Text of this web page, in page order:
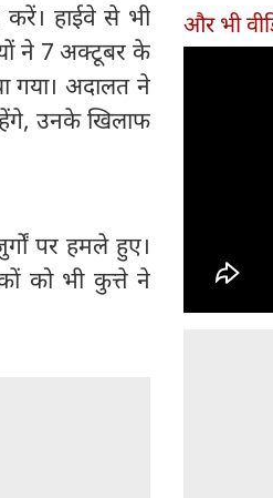
करें। हाईवे से भी
ने 7 अक्टूबर के
गया। अदालत ने
उनके खिलाफ
पर हमले हुए।
को भी कुत्ते ने
और भी